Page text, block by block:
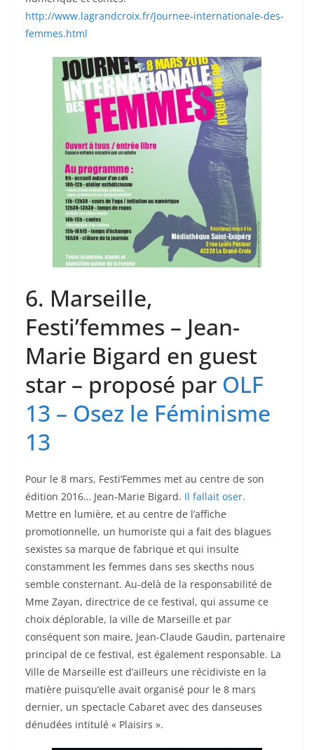
http://www.lagrandcroix.fr/Journee-internationale-des-
femmes.html
6. Marseille,
Festi’femmes – Jean-
Marie Bigard en guest
star – proposé par OLF
13 – Osez le Féminisme
13
Pour le 8 mars, Festi’Femmes met au centre de son
édition 2016… Jean-Marie Bigard. Il fallait oser.
Mettre en lumière, et au centre de l’affiche
promotionnelle, un humoriste qui a fait des blagues
sexistes sa marque de fabrique et qui insulte
constamment les femmes dans ses skecths nous
semble consternant. Au-delà de la responsabilité de
Mme Zayan, directrice de ce festival, qui assume ce
choix déplorable, la ville de Marseille et par
conséquent son maire, Jean-Claude Gaudin, partenaire
principal de ce festival, est également responsable. La
Ville de Marseille est d’ailleurs une récidiviste en la
matière puisqu’elle avait organisé pour le 8 mars
dernier, un spectacle Cabaret avec des danseuses
dénudées intitulé « Plaisirs ».